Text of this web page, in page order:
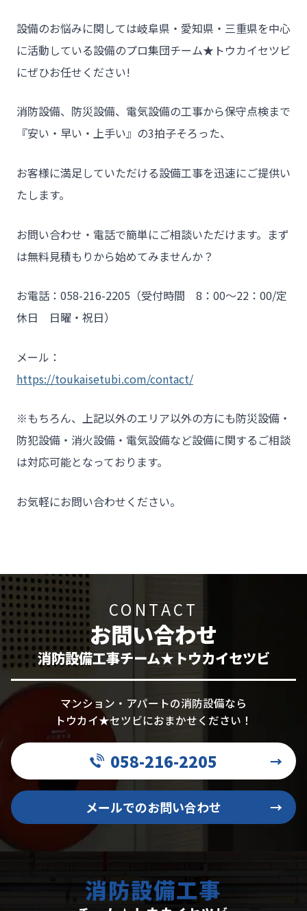
設備のお悩みに関しては岐阜県・愛知県・三重県を中心
に活動している設備のプロ集団チーム★トウカイセツビ
にぜひお任せください!
消防設備、防災設備、電気設備の工事から保守点検まで
『安い・早い・上手い』の3拍子そろった、
お客様に満足していただける設備工事を迅速にご提供い
たします。
お問い合わせ・電話で簡単にご相談いただけます。まず
は無料見積もりから始めてみませんか？
お電話：058-216-2205（受付時間 8：00～22：00/定
休日 日曜・祝日）
メール：
https://toukaisetubi.com/contact/
※もちろん、上記以外のエリア以外の方にも防災設備・
防犯設備・消火設備・電気設備など設備に関するご相談
は対応可能となっております。
お気軽にお問い合わせください。
CONTACT
お問い合わせ
消防設備工事チーム★トウカイセツビ
マンション・アパートの消防設備なら
トウカイ★セツビにおまかせください！
058-216-2205 →
メールでのお問い合わせ →
消防設備工事